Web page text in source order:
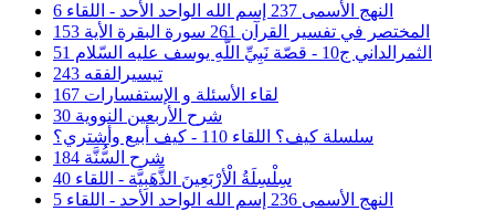
النهج الأسمى 237 إسم الله الواحد الأحد - اللقاء 6
المختصر في تفسير القرآن 261 سورة البقرة الأية 153
الثمرالداني ج10 - قصّة نَبِيِّ اللَّهِ يوسف عليه السّلام 51
تيسيرالفقه 243
لقاء الأسئلة و الإستفسارات 167
شرح الأربعين النووية 30
سلسلة كيف؟ اللقاء 110 - كيف أبيع وأشتري؟
شرح السُّنَّة 184
سِلْسِلَةُ الْأرْبَعِينَ الذَّهَبِيَّة - اللقاء 40
النهج الأسمى 236 إسم الله الواحد الأحد - اللقاء 5